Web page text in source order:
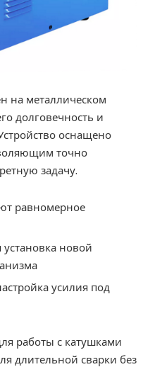
на металлическом
долговечность и
оснащено
точно
задачу.
равномерное
установка новой
усилия под
работы с катушками
длительной сварки без